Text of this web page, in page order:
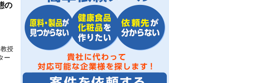
の
授
ー